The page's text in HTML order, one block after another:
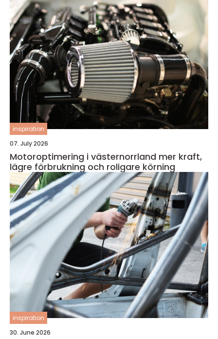
inspiration
07. July 2026
Motoroptimering i västernorrland mer kraft,
lägre förbrukning och roligare körning
inspiration
30. June 2026